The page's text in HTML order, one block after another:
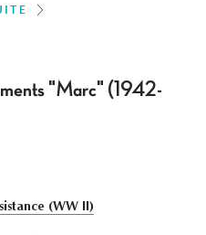
"Marc" (1942-
(WW II)